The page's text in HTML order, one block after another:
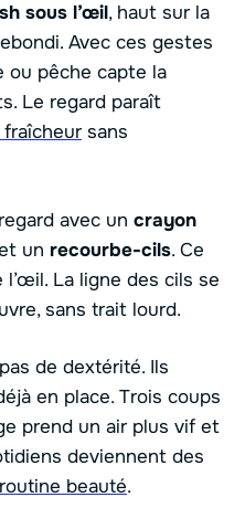
sous l’œil, haut sur la
Avec ces gestes
ou pêche capte la
Le regard paraît
sans
avec un crayon
un recourbe-cils. Ce
La ligne des cils se
sans trait lourd.
de dextérité. Ils
en place. Trois coups
prend un air plus vif et
deviennent des
routine beauté.